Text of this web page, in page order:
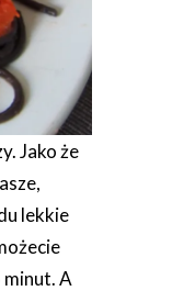
Jako że
lekkie
minut. A